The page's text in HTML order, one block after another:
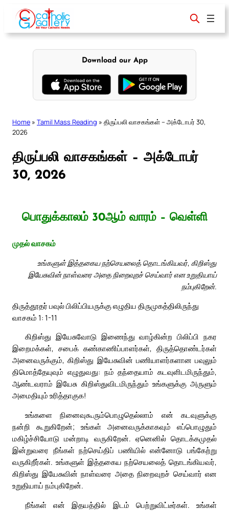
content
Download our App
Home » Tamil Mass Reading » திருப்பலி வாசகங்கள் – அக்டோபர் 30,
2026
திருப்பலி வாசகங்கள் – அக்டோபர்
30, 2026
பொதுக்காலம் 30ஆம் வாரம் – வெள்ளி
முதல் வாசகம்
உங்களுள் இத்தகைய நற்செயலைத் தொடங்கியவர், கிறிஸ்து
இயேசுவின் நாள்வரை அதை நிறைவுறச் செய்வார் என உறுதியாய்
நம்புகிறேன்.
திருத்தூதர் பவுல் பிலிப்பியருக்கு எழுதிய திருமுகத்திலிருந்து
வாசகம் 1: 1-11
கிறிஸ்து இயேசுவோடு இணைந்து வாழ்கின்ற பிலிப்பி நகர
இறைமக்கள், சபைக் கண்காணிப்பாளர்கள், திருத்தொண்டர்கள்
அனைவருக்கும், கிறிஸ்து இயேசுவின் பணியாளர்களான பவுலும்
திமொத்தேயுவும் எழுதுவது: நம் தந்தையாம் கடவுளிடமிருந்தும்,
ஆண்டவராம் இயேசு கிறிஸ்துவிடமிருந்தும் உங்களுக்கு அருளும்
அமைதியும் உரித்தாகுக!
உங்களை நினைவுகூரும்பொழுதெல்லாம் என் கடவுளுக்கு
நன்றி கூறுகிறேன்; உங்கள் அனைவருக்காகவும் எப்பொழுதும்
மகிழ்ச்சியோடு மன்றாடி வருகிறேன். ஏனெனில் தொடக்கமுதல்
இன்றுவரை நீங்கள் நற்செய்திப் பணியில் என்னோடு பங்கேற்று
வருகிறீர்கள். உங்களுள் இத்தகைய நற்செயலைத் தொடங்கியவர்,
கிறிஸ்து இயேசுவின் நாள்வரை அதை நிறைவுறச் செய்வார் என
உறுதியாய் நம்புகிறேன்.
நீங்கள் என் இதயத்தில் இடம் பெற்றுவிட்டீர்கள். உங்கள்